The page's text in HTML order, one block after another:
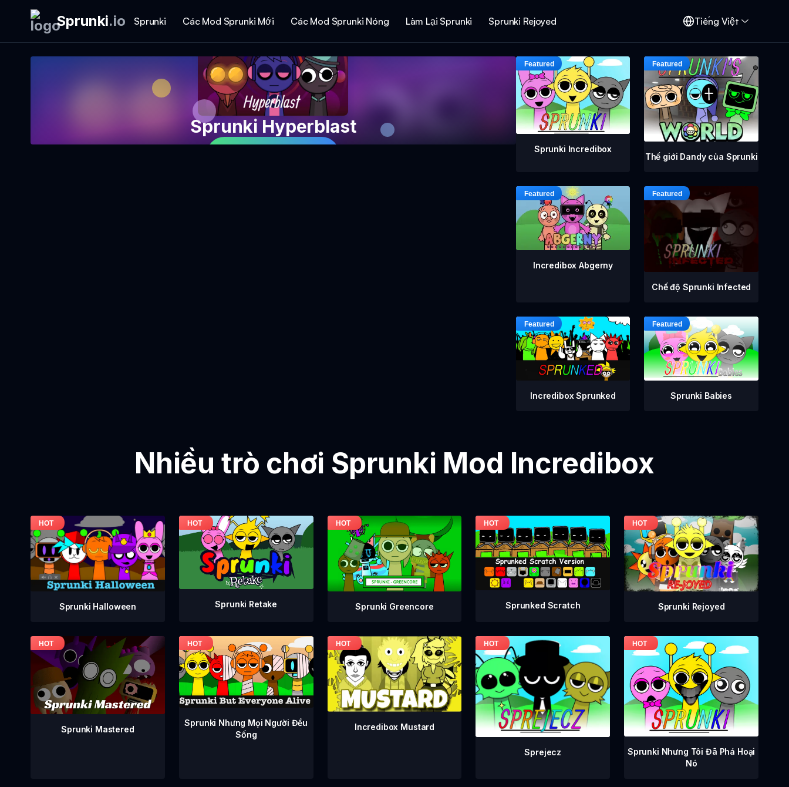
Sprunki.io Sprunki Các Mod Sprunki Mới Các Mod Sprunki Nóng Làm Lại Sprunki Sprunki Rejoyed Tiếng Việt
Sprunki Hyperblast
Sprunki Incredibox
Thế giới Dandy của Sprunki
Incredibox Abgerny
Chế độ Sprunki Infected
Incredibox Sprunked Sprunki Babies
Nhiều trò chơi Sprunki Mod Incredibox
Sprunki Halloween Sprunki Retake Sprunki Greencore Sprunked Scratch Sprunki Rejoyed
Sprunki Mastered
Sprunki Nhưng Mọi Người Đều
Sống
Incredibox Mustard
Sprejecz
Sprunki Nhưng Tôi Đã Phá Hoại
Nó